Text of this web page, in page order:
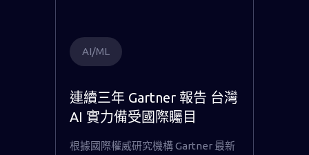
AI/ML
連續三年 Gartner 報告 台灣
AI 實力備受國際矚目
根據國際權威研究機構 Gartner 最新